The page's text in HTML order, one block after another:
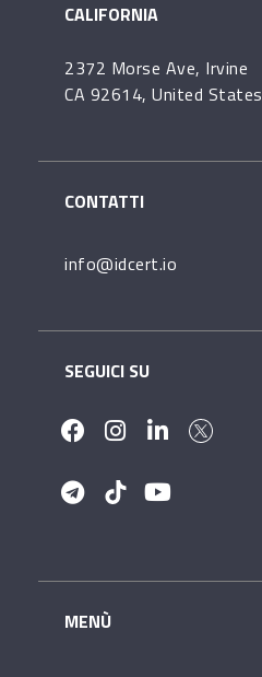
CALIFORNIA
2372 Morse Ave, Irvine
CA 92614, United States
CONTATTI
info@idcert.io
SEGUICI SU
MENÙ